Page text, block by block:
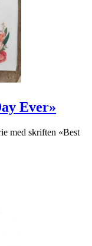
Ever»
med skriften «Best